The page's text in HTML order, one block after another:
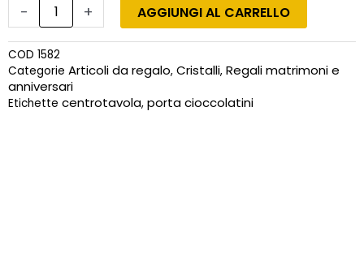
-
porta
cioccolatini
in
vetro
soffiato
con
+ AGGIUNGI AL CARRELLO
COD 1582
Categorie Articoli da regalo, Cristalli, Regali matrimoni e
anniversari
Etichette centrotavola, porta cioccolatini